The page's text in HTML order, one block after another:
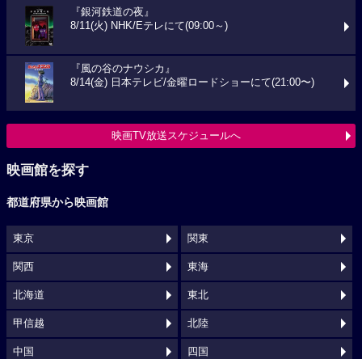
『銀河鉄道の夜』
8/11(火) NHK/Eテレにて(09:00～)
『風の谷のナウシカ』
8/14(金) 日本テレビ/金曜ロードショーにて(21:00〜)
映画TV放送スケジュールへ
映画館を探す
都道府県から映画館
東京 関東
関西 東海
北海道 東北
甲信越 北陸
中国 四国